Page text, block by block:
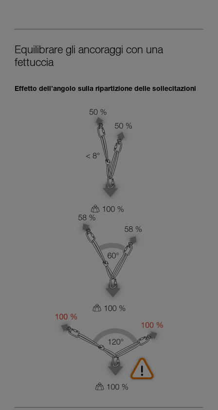
Equilibrare gli ancoraggi con una
fettuccia
Effetto dell’angolo sulla ripartizione delle sollecitazioni